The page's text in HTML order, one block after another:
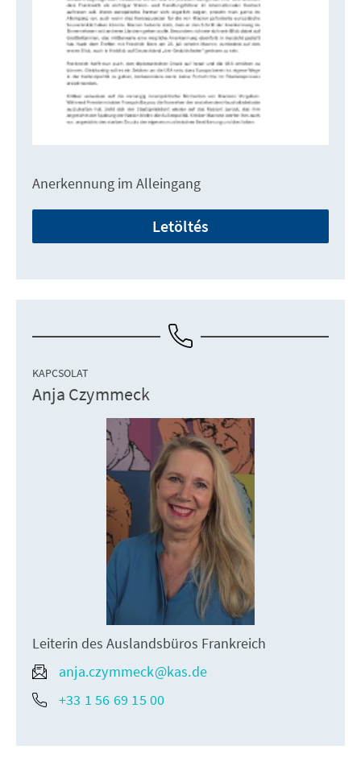
Anerkennung im Alleingang
Letöltés
KAPCSOLAT
Anja Czymmeck
Leiterin des Auslandsbüros Frankreich
anja.czymmeck@kas.de
+33 1 56 69 15 00